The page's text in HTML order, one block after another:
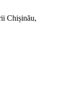
Chișinău,